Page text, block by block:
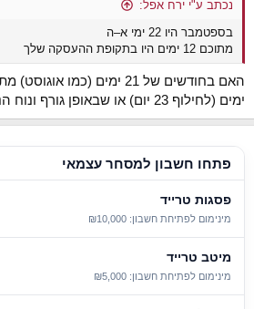
נכתב ע"י ירח אפל:
בספטמבר היו 22 ימי א–ה
מתוכם 12 ימים היו בתקופת ההעסקה שלך
ימים (לחילוף 23 יום) או שבאופן גורף ונוח הנוסחא היא חלקי 22?
פתחו חשבון למסחר עצמאי
פסגות טרייד
מינימום לפתיחת חשבון: ₪10,000
מיטב טרייד
מינימום לפתיחת חשבון: ₪5,000